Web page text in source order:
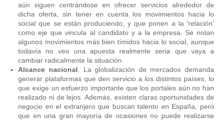
aún siguen centrándose en ofrecer servicios alrededor de
dicha oferta, sin tener en cuenta los movimientos hacia lo
social que se están produciendo, y que ponen a la 'relación'
como eje que vincula al candidato y a la empresa. Se notan
algunos movimientos más bien tímidos hacia lo social, aunque
todavía no veo una apuesta realmente seria que vaya a
cambiar radicalmente la situación.
Alcance nacional
. La globalización de mercados demanda
generar plataformas que den servicio a los distintos países, lo
que exige un esfuerzo importante que los portales aún no han
realizado ni de lejos. Además, existen claras oportunidades de
negocio en el extranjero que buscan talento en España, pero
que en una gran mayoría de ocasiones no puede realizarse